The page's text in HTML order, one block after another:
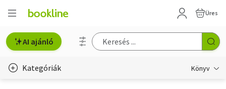
Üres
AI ajánló
Kategóriák Könyv